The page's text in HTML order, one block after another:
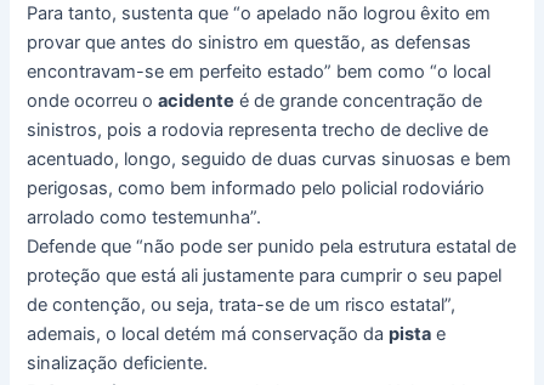
Para tanto, sustenta que “o apelado não logrou êxito em
provar que antes do sinistro em questão, as defensas
encontravam-se em perfeito estado” bem como “o local
onde ocorreu oacidente é de grande concentração de
sinistros, pois a rodovia representa trecho de declive de
acentuado, longo, seguido de duas curvas sinuosas e bem
perigosas, como bem informado pelo policial rodoviário
arrolado como testemunha”.
Defende que “não pode ser punido pela estrutura estatal de
proteção que está ali justamente para cumprir o seu papel
de contenção, ou seja, trata-se de um risco estatal”,
ademais, o local detém má conservação dapista e
sinalização deficiente.